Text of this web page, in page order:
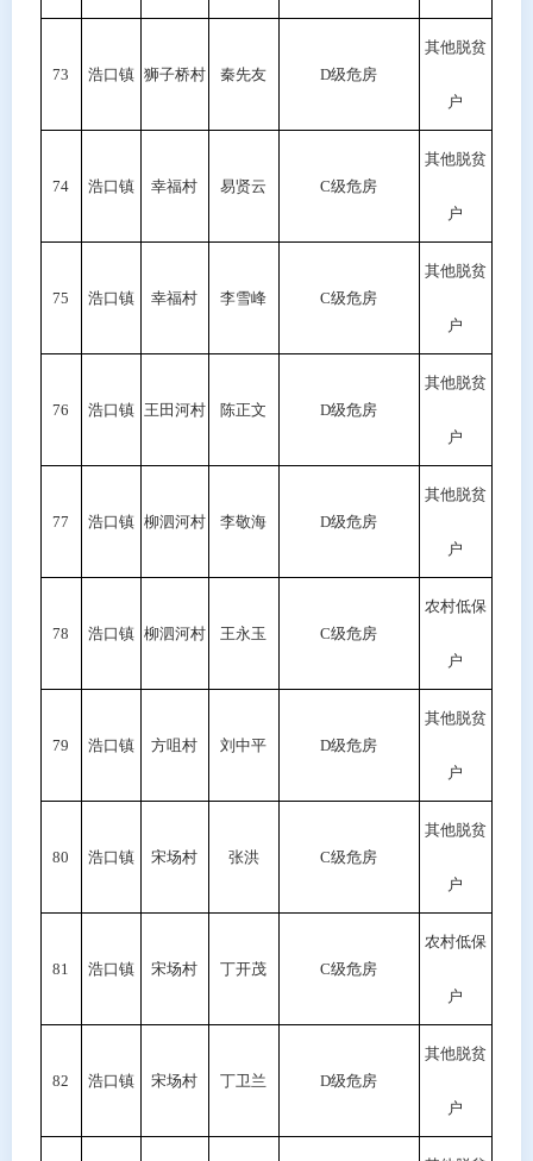
73 浩口镇 狮子桥村 秦先友 D级危房
其他脱贫
户
74 浩口镇 幸福村 易贤云 C级危房
其他脱贫
户
75 浩口镇 幸福村 李雪峰 C级危房
其他脱贫
户
76 浩口镇 王田河村 陈正文 D级危房
其他脱贫
户
77 浩口镇 柳泗河村 李敬海 D级危房
其他脱贫
户
78 浩口镇 柳泗河村 王永玉 C级危房
农村低保
户
79 浩口镇 方咀村 刘中平 D级危房
其他脱贫
户
80 浩口镇 宋场村 张洪 C级危房
其他脱贫
户
81 浩口镇 宋场村 丁开茂 C级危房
农村低保
户
82 浩口镇 宋场村 丁卫兰 D级危房
其他脱贫
户